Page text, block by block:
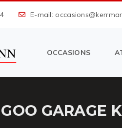
E-mail:
OCCASIONS
GARAGE